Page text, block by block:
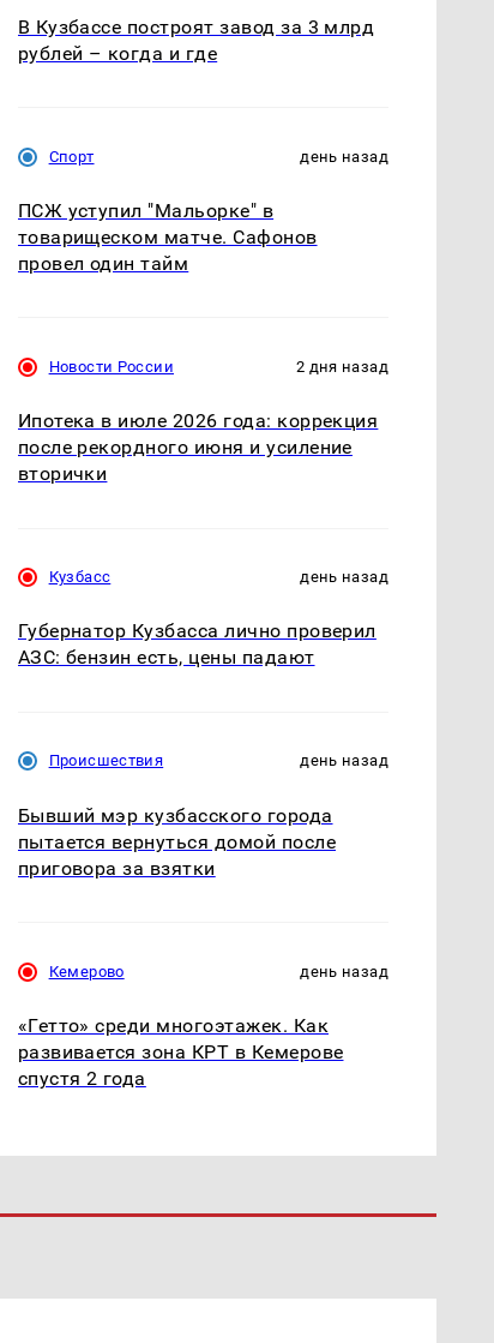
В магазинах России
СМИ: В Химках на
В Кузбассе построят завод за 3 млрд
рублей – когда и где
Спорт день назад
ПСЖ уступил "Мальорке" в
товарищеском матче. Сафонов
провел один тайм
Новости России 2 дня назад
Ипотека в июле 2026 года: коррекция
после рекордного июня и усиление
вторички
Кузбасс день назад
Губернатор Кузбасса лично проверил
АЗС: бензин есть, цены падают
Происшествия день назад
Бывший мэр кузбасского города
пытается вернуться домой после
приговора за взятки
Кемерово день назад
«Гетто» среди многоэтажек. Как
развивается зона КРТ в Кемерове
спустя 2 года